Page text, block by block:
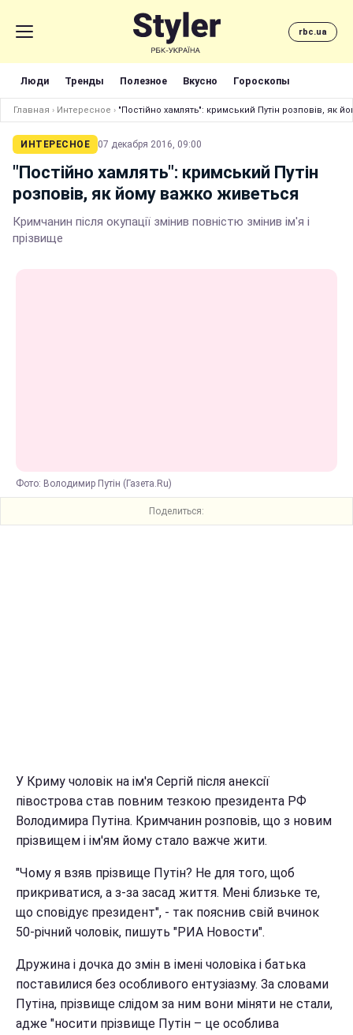
rbc.ua
Люди Тренды Полезное Вкусно Гороскопы
Главная › Интересное › "Постійно хамлять": кримський Путін розповів, як
ИНТЕРЕСНОЕ 07 декабря 2016, 09:00
"Постійно хамлять": кримський Путін
розповів, як йому важко живеться
Кримчанин після окупації змінив повністю змінив ім'я і
прізвище
Фото: Володимир Путін (Газета.Ru)
Поделиться:
У Криму чоловік на ім'я Сергій після анексії
півострова став повним тезкою президента РФ
Володимира Путіна. Кримчанин розповів, що з новим
прізвищем і ім'ям йому стало важче жити.
"Чому я взяв прізвище Путін? Не для того, щоб
прикриватися, а з-за засад життя. Мені близьке те,
що сповідує президент", - так пояснив свій вчинок
50-річний чоловік, пишуть "РИА Новости".
Дружина і дочка до змін в імені чоловіка і батька
поставилися без особливого ентузіазму. За словами
Путіна, прізвище слідом за ним вони міняти не стали,
адже "носити прізвище Путін – це особлива